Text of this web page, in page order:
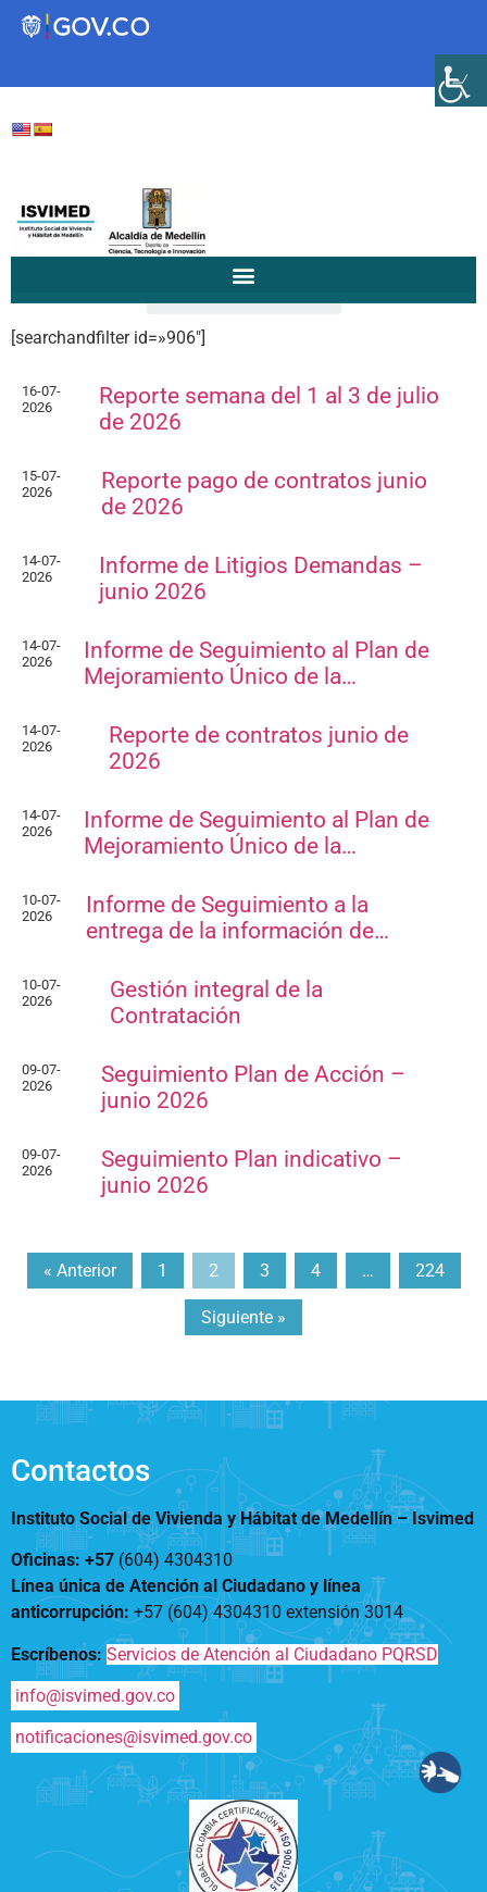
Transparencia
Participa
Instituto Social de Vivienda y
Vivienda
Vivienda Nueva
Vivienda un proyecto
familiar
Titulación
Arrendamiento temporal
Reconocimiento de
Edificaciones – C0
Acompañamiento Social
OPV-JVC
Notificaciones
Nosotros
Plan de Desarrollo
Rendición de cuentas
Encuesta de Percepción
Opciones de accesibilidad
Contraste
Centro de relevo
/ rrr
[searchandfilter id=»906″]
16-07-
2026
Reporte semana del 1 al 3 de julio
de 2026
15-07-
2026
Reporte pago de contratos junio
de 2026
14-07-
2026
Informe de Litigios Demandas –
junio 2026
14-07-
2026
Informe de Seguimiento al Plan de
Mejoramiento Único de la…
14-07-
2026
Reporte de contratos junio de
2026
14-07-
2026
Informe de Seguimiento al Plan de
Mejoramiento Único de la…
10-07-
2026
Informe de Seguimiento a la
entrega de la información de…
10-07-
2026
Gestión integral de la
Contratación
09-07-
2026
Seguimiento Plan de Acción –
junio 2026
09-07-
2026
Seguimiento Plan indicativo –
junio 2026
« Anterior 1 2 3 4 … 224
Siguiente »
Contactos
Instituto Social de Vivienda y Hábitat de Medellín –Isvimed
Oficinas: +57 (604) 4304310
Línea única de Atención al Ciudadano y línea
anticorrupción: +57 (604) 4304310 extensión3014
Escríbenos: Servicios de Atención al Ciudadano PQRSD
info@isvimed.gov.co
notificaciones@isvimed.gov.co